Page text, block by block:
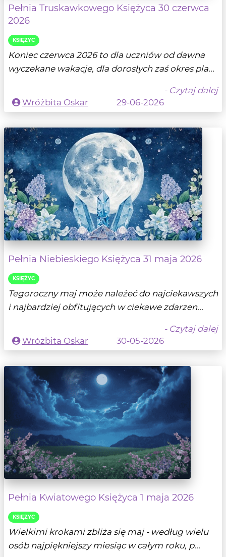
Pełnia Truskawkowego Księżyca 30 czerwca
2026
KSIĘŻYC
Koniec czerwca 2026 to dla uczniów od dawna
wyczekane wakacje, dla dorosłych zaś okres pla...
- Czytaj dalej
Wróżbita Oskar
29-06-2026
Pełnia Niebieskiego Księżyca 31 maja 2026
KSIĘŻYC
Tegoroczny maj może należeć do najciekawszych
i najbardziej obfitujących w ciekawe zdarzen...
- Czytaj dalej
Wróżbita Oskar
30-05-2026
Pełnia Kwiatowego Księżyca 1 maja 2026
KSIĘŻYC
Wielkimi krokami zbliża się maj - według wielu
osób najpiękniejszy miesiąc w całym roku, p...